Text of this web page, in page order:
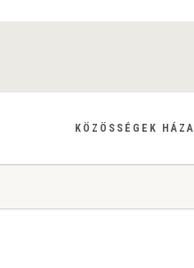
KÖZÖSSÉGEK HÁZA